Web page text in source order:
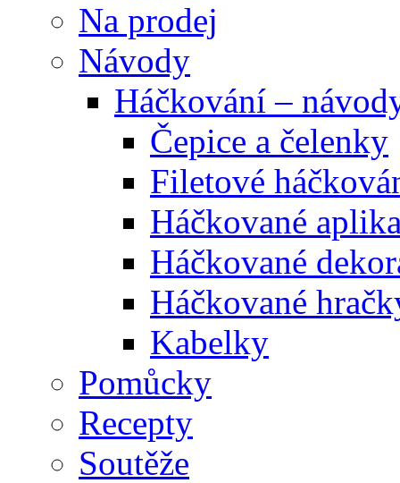
Na prodej
Návody
Háčkování –
Čepice a čelenky
Filetové
Háčkované
Háčkované
Háčkované
Kabelky
Pomůcky
Recepty
Soutěže